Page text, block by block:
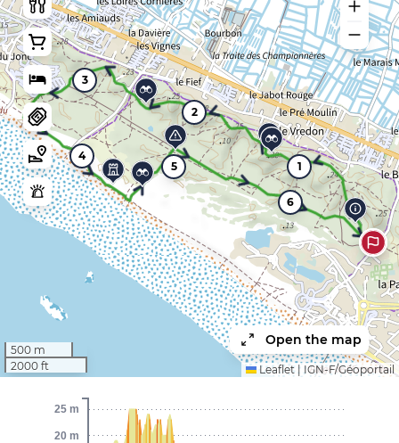
1
2
3
4
5
6
500 m
2000 ft
Open the map
Leaflet | IGN-F/Géoportail
20 m
25 m